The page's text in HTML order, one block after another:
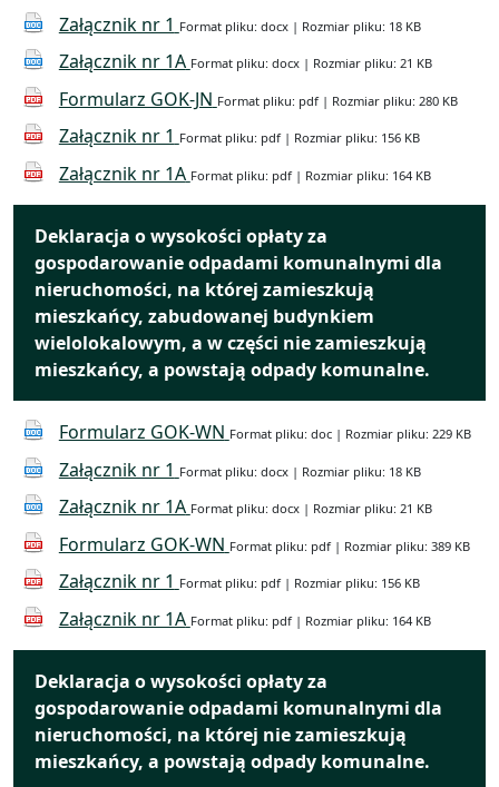
Załącznik nr 1 Format pliku: docx | Rozmiar pliku: 18 KB
Załącznik nr 1A Format pliku: docx | Rozmiar pliku: 21 KB
Formularz GOK-JN Format pliku: pdf | Rozmiar pliku: 280 KB
Załącznik nr 1 Format pliku: pdf | Rozmiar pliku: 156 KB
Załącznik nr 1A Format pliku: pdf | Rozmiar pliku: 164 KB
Deklaracja o wysokości opłaty za
gospodarowanie odpadami komunalnymi dla
nieruchomości, na której zamieszkują
mieszkańcy, zabudowanej budynkiem
wielolokalowym, a w części nie zamieszkują
mieszkańcy, a powstają odpady komunalne.
Formularz GOK-WN Format pliku: doc | Rozmiar pliku: 229 KB
Załącznik nr 1 Format pliku: docx | Rozmiar pliku: 18 KB
Załącznik nr 1A Format pliku: docx | Rozmiar pliku: 21 KB
Formularz GOK-WN Format pliku: pdf | Rozmiar pliku: 389 KB
Załącznik nr 1 Format pliku: pdf | Rozmiar pliku: 156 KB
Załącznik nr 1A Format pliku: pdf | Rozmiar pliku: 164 KB
Deklaracja o wysokości opłaty za
gospodarowanie odpadami komunalnymi dla
nieruchomości, na której nie zamieszkują
mieszkańcy, a powstają odpady komunalne.